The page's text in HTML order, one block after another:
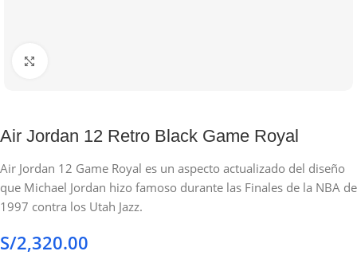
Air Jordan 12 Retro Black Game Royal
Air Jordan 12 Game Royal es un aspecto actualizado del diseño
que Michael Jordan hizo famoso durante las Finales de la NBA de
1997 contra los Utah Jazz.
S/2,320.00